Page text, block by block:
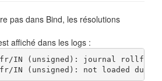
pas dans Bind, les résolutions
affiché dans les logs :
IN (unsigned): journal